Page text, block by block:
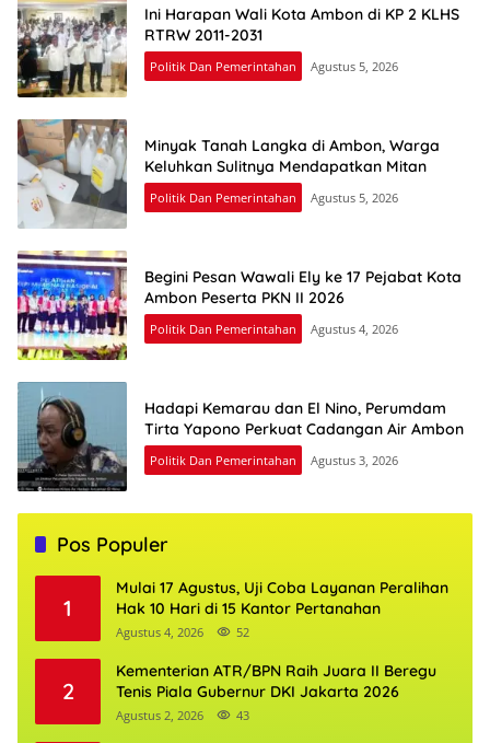
Ini Harapan Wali Kota Ambon di KP 2 KLHS
RTRW 2011-2031
Politik Dan Pemerintahan Agustus 5, 2026
Minyak Tanah Langka di Ambon, Warga
Keluhkan Sulitnya Mendapatkan Mitan
Politik Dan Pemerintahan Agustus 5, 2026
Begini Pesan Wawali Ely ke 17 Pejabat Kota
Ambon Peserta PKN II 2026
Politik Dan Pemerintahan Agustus 4, 2026
Hadapi Kemarau dan El Nino, Perumdam
Tirta Yapono Perkuat Cadangan Air Ambon
Politik Dan Pemerintahan Agustus 3, 2026
Pos Populer
1
Mulai 17 Agustus, Uji Coba Layanan Peralihan
Hak 10 Hari di 15 Kantor Pertanahan
Agustus 4, 2026 52
2
Kementerian ATR/BPN Raih Juara II Beregu
Tenis Piala Gubernur DKI Jakarta 2026
Agustus 2, 2026 43